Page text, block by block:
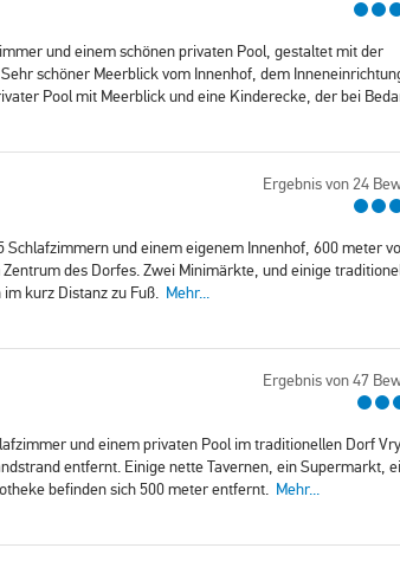
und einem schönen privaten Pool, gestaltet mit der
schöner Meerblick vom Innenhof, dem
Pool mit Meerblick und eine Kinderecke, der bei
Ergebnis von 24
Schlafzimmern und einem eigenem Innenhof, 600 meter
des Dorfes. Zwei Minimärkte, und einige
kurz Distanz zu Fuß. Mehr...
Ergebnis von 47
und einem privaten Pool im traditionellen Dorf
entfernt. Einige nette Tavernen, ein Supermarkt,
befinden sich 500 meter entfernt. Mehr...